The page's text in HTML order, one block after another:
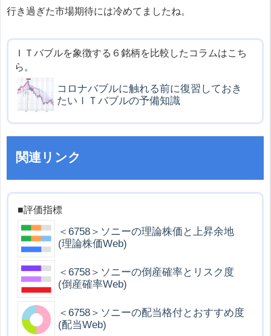
行き過ぎた市場期待には冷めてましたね。
ＩＴバブルを象徴する６銘柄を比較したコラムはこち
ら。
コロナバブルに触れる前に復習しておき
たいＩＴバブルの予備知識
関連リンク
■評価指標
＜6758＞ソニーの理論株価と上昇余地
(理論株価Web)
＜6758＞ソニーの倒産確率とリスク度
(倒産確率Web)
＜6758＞ソニーの配当格付とおすすめ度
(配当Web)